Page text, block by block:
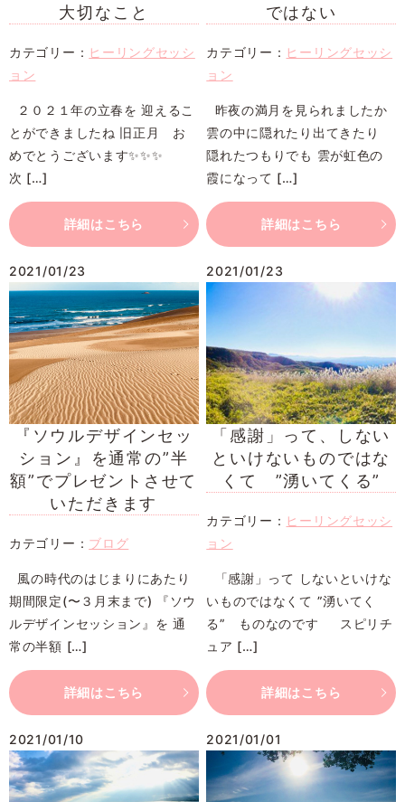
大切なこと
カテゴリー： ヒーリングセッシ
ョン
２０２１年の立春を 迎えるこ
とができましたね 旧正月 お
めでとうございます✨✨✨
次 […]
詳細はこちら
ではない
カテゴリー： ヒーリングセッシ
ョン
昨夜の満月を見られましたか
雲の中に隠れたり出てきたり
隠れたつもりでも 雲が虹色の
霞になって […]
詳細はこちら
2021/01/23
『ソウルデザインセッ
ション』を通常の”半
額”でプレゼントさせて
いただきます
カテゴリー： ブログ
風の時代のはじまりにあたり
期間限定(〜３月末まで) 『ソウ
ルデザインセッション』を 通
常の半額 […]
詳細はこちら
2021/01/23
「感謝」って、しない
といけないものではな
くて ”湧いてくる”
カテゴリー： ヒーリングセッシ
ョン
「感謝」って しないといけな
いものではなくて ”湧いてく
る” ものなのです スピリチ
ュア […]
詳細はこちら
2021/01/10 2021/01/01